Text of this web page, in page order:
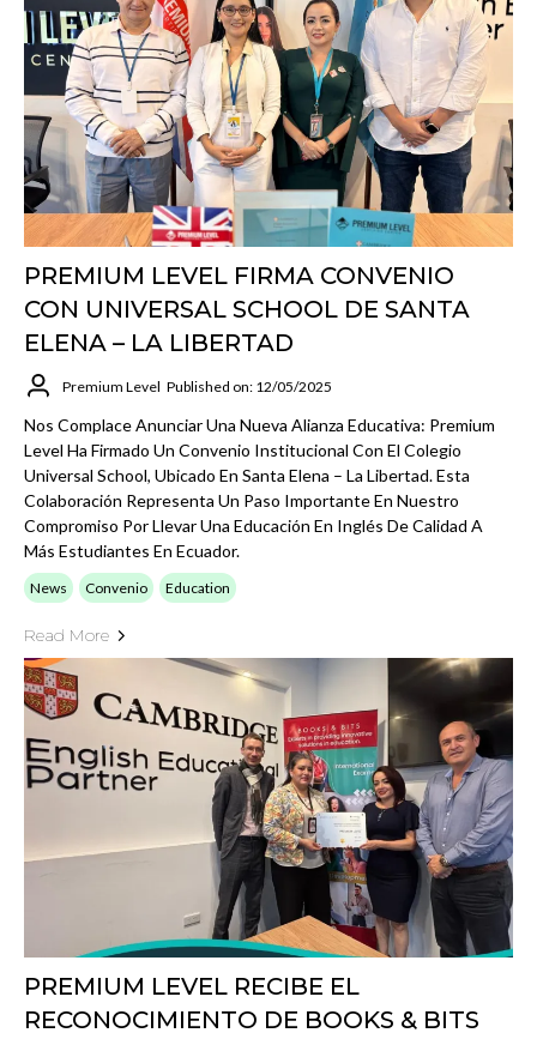
PREMIUM LEVEL FIRMA CONVENIO
CON UNIVERSAL SCHOOL DE SANTA
ELENA – LA LIBERTAD
Premium Level Published on: 12/05/2025
Nos Complace Anunciar Una Nueva Alianza Educativa: Premium
Level Ha Firmado Un Convenio Institucional Con El Colegio
Universal School, Ubicado En Santa Elena – La Libertad. Esta
Colaboración Representa Un Paso Importante En Nuestro
Compromiso Por Llevar Una Educación En Inglés De Calidad A
Más Estudiantes En Ecuador.
News Convenio Education
Read More
PREMIUM LEVEL RECIBE EL
RECONOCIMIENTO DE BOOKS & BITS